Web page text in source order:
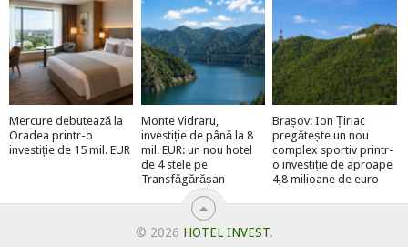
Mercure debutează la
Oradea printr-o
investiție de 15 mil. EUR
Monte Vidraru,
investiție de până la 8
mil. EUR: un nou hotel
de 4 stele pe
Transfăgărășan
Brașov: Ion Țiriac
pregătește un nou
complex sportiv printr-
o investiție de aproape
4,8 milioane de euro
© 2026 HOTEL INVEST.